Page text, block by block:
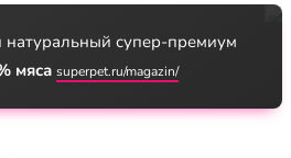
натуральный супер-премиум
мяса superpet.ru/magazin/